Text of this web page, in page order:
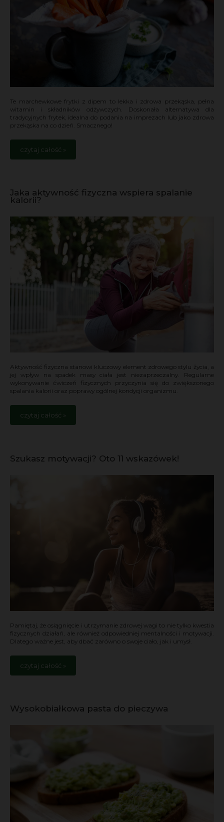
Te marchewkowe frytki z dipem to lekka i zdrowa przekąska, pełna
witamin i składników odżywczych. Doskonała alternatywa dla
tradycyjnych frytek, idealna do podania na imprezach lub jako zdrowa
przekąska na co dzień. Smacznego!
czytaj całość »
Jaka aktywność fizyczna wspiera spalanie
kalorii?
Aktywność fizyczna stanowi kluczowy element zdrowego stylu życia, a
jej wpływ na spadek masy ciała jest niezaprzeczalny. Regularne
wykonywanie ćwiczeń fizycznych przyczynia się do zwiększonego
spalania kalorii oraz poprawy ogólnej kondycji organizmu.
czytaj całość »
Szukasz motywacji? Oto 11 wskazówek!
Pamiętaj, że osiągnięcie i utrzymanie zdrowej wagi to nie tylko kwestia
fizycznych działań, ale również odpowiedniej mentalności i motywacji.
Dlatego ważne jest, aby dbać zarówno o swoje ciało, jak i umysł.
czytaj całość »
Wysokobiałkowa pasta do pieczywa